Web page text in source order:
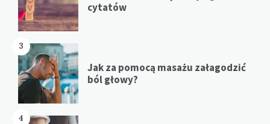
cytatów
3
Jak za pomocą masażu załagodzić
ból głowy?
4